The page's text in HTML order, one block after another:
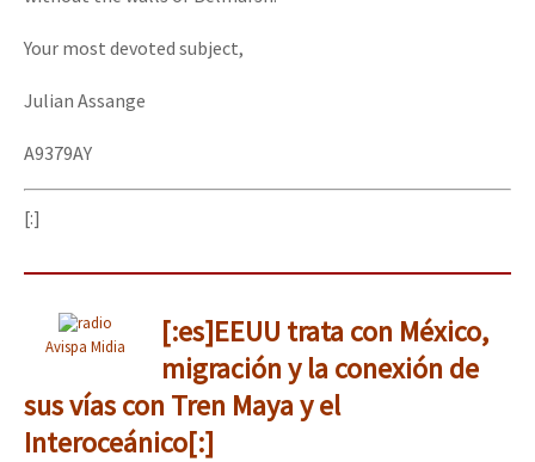
Your most devoted subject,
Julian Assange
A9379AY
[:]
Avispa Midia
[:es]EEUU trata con México,
migración y la conexión de
sus vías con Tren Maya y el
Interoceánico[:]